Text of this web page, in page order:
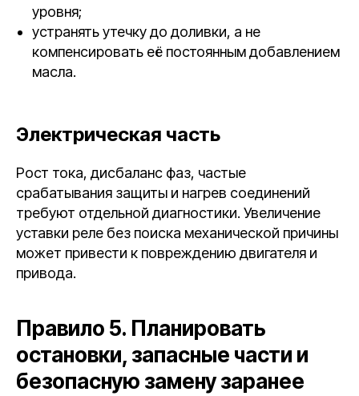
уровня;
устранять утечку до доливки, а не
компенсировать её постоянным добавлением
масла.
Электрическая часть
Рост тока, дисбаланс фаз, частые
срабатывания защиты и нагрев соединений
требуют отдельной диагностики. Увеличение
уставки реле без поиска механической причины
может привести к повреждению двигателя и
привода.
Правило 5. Планировать
остановки, запасные части и
безопасную замену заранее